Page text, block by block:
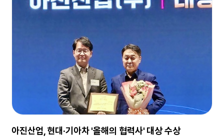
아진산업, 현대·기아차 '올해의 협력사' 대상 수상